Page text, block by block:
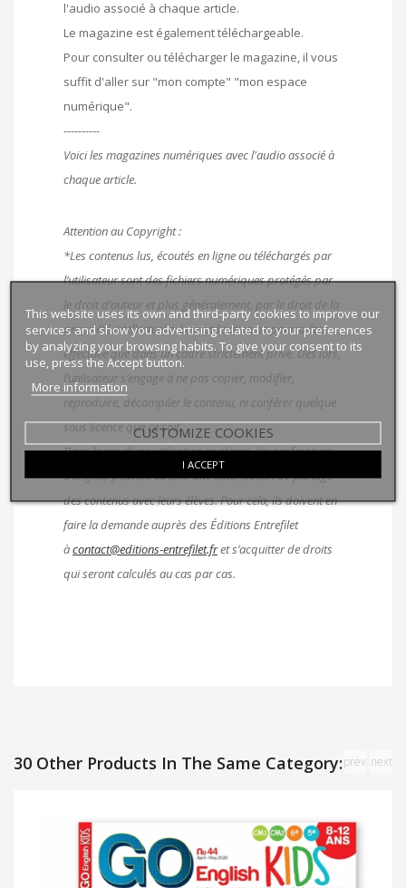
l'audio associé à chaque article.
Le magazine est également téléchargeable.
Pour consulter ou télécharger le magazine, il vous
suffit d'aller sur "mon compte" "mon espace
numérique".
----------
Voici les magazines numériques avec l'audio associé à
chaque article.
Attention au Copyright :
*Les contenus lus, écoutés en ligne ou téléchargés par
l’utilisateur sont des fichiers numériques protégés par
le droit d’auteur et plus généralement, par le droit de la
propriété intellectuelle. Leur utilisation ne pourra être
effectuée que dans un cadre strictement privé. Dès lors,
l’utilisateur s’engage à ne pas copier, modifier,
reproduire, décompiler le contenu, ni conférer quelque
sous licence que ce soit.
Dans le cas d’une utilisation en classe, les professeurs
d’anglais peuvent obtenir une autorisation de partage
des contenus avec leurs élèves. Pour cela, ils doivent en
faire la demande auprès des Éditions Entrefilet
àcontact@editions-entrefilet.fret s’acquitter de droits
qui seront calculés au cas par cas.
30 Other Products In The Same Category:prev next
This website uses its own and third-party cookies to improve our
services and show you advertising related to your preferences
by analyzing your browsing habits. To give your consent to its
use, press the Accept button.
More information
CUSTOMIZE COOKIES
I ACCEPT